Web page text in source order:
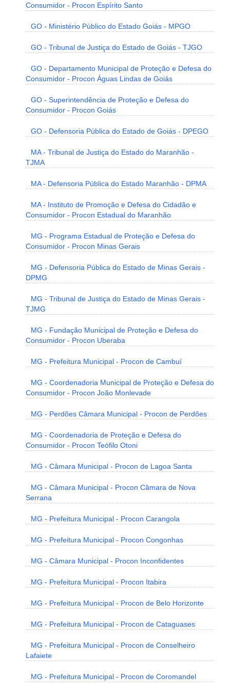
Consumidor - Procon Espírito Santo
GO - Ministério Público do Estado Goiás - MPGO
GO - Tribunal de Justiça do Estado de Goiás - TJGO
GO - Departamento Municipal de Proteção e Defesa do
Consumidor - Procon Águas Lindas de Goiás
GO - Superintendência de Proteção e Defesa do
Consumidor - Procon Goiás
GO - Defensoria Pública do Estado de Goiás - DPEGO
MA - Tribunal de Justiça do Estado do Maranhão -
TJMA
MA - Defensoria Pública do Estado Maranhão - DPMA
MA - Instituto de Promoção e Defesa do Cidadão e
Consumidor - Procon Estadual do Maranhão
MG - Programa Estadual de Proteção e Defesa do
Consumidor - Procon Minas Gerais
MG - Defensoria Pública do Estado de Minas Gerais -
DPMG
MG - Tribunal de Justiça do Estado de Minas Gerais -
TJMG
MG - Fundação Municipal de Proteção e Defesa do
Consumidor - Procon Uberaba
MG - Prefeitura Municipal - Procon de Cambuí
MG - Coordenadoria Municipal de Proteção e Defesa do
Consumidor - Procon João Monlevade
MG - Perdões Câmara Municipal - Procon de Perdões
MG - Coordenadoria de Proteção e Defesa do
Consumidor - Procon Teófilo Otoni
MG - Câmara Municipal - Procon de Lagoa Santa
MG - Câmara Municipal - Procon Câmara de Nova
Serrana
MG - Prefeitura Municipal - Procon Carangola
MG - Prefeitura Municipal - Procon Congonhas
MG - Câmara Municipal - Procon Inconfidentes
MG - Prefeitura Municipal - Procon Itabira
MG - Prefeitura Municipal - Procon de Belo Horizonte
MG - Prefeitura Municipal - Procon de Cataguases
MG - Prefeitura Municipal - Procon de Conselheiro
Lafaiete
MG - Prefeitura Municipal - Procon de Coromandel